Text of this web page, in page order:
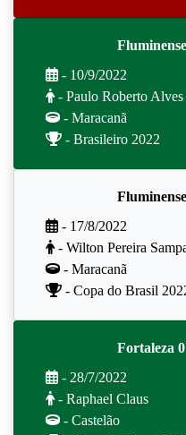
- 10/9/2022
- Paulo Roberto Alves
- Maracanã
- Brasileiro 2022
- 17/8/2022
- Wilton Pereira
- Maracanã
- Copa do Brasil
Fortaleza
- 28/7/2022
- Raphael Claus
- Castelão